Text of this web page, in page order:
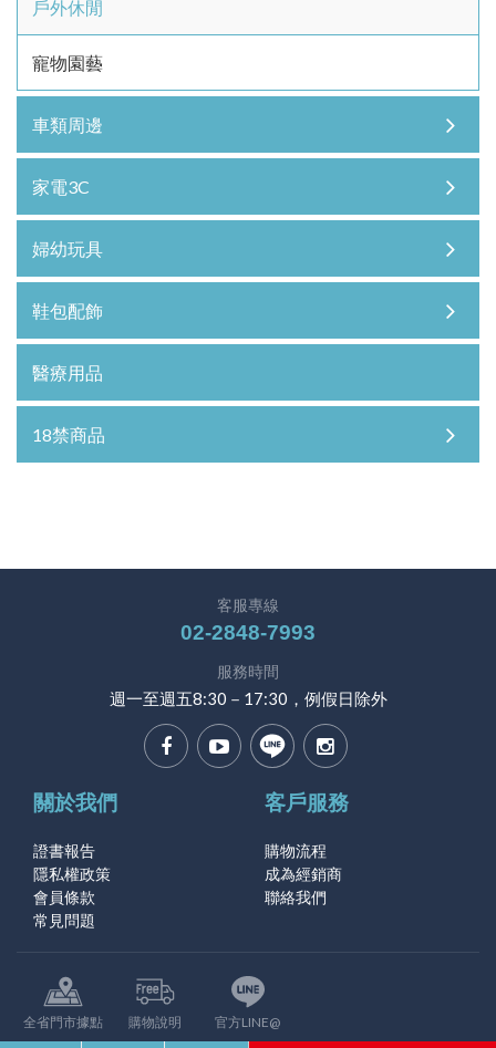
戶外休閒
寵物園藝
車類周邊
家電3C
婦幼玩具
鞋包配飾
醫療用品
18禁商品
客服專線
02-2848-7993
服務時間
週一至週五8:30－17:30，例假日除外
關於我們
證書報告
隱私權政策
會員條款
常見問題
客戶服務
購物流程
成為經銷商
聯絡我們
全省門市據點 購物說明 官方LINE@